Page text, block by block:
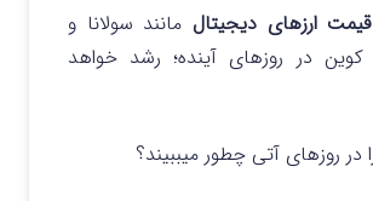
قیمت ارزهای دیجیتال مانند سولانا و
در روزهای آینده؛ رشد خواهد
را در روزهای آتی چطور میببیند؟